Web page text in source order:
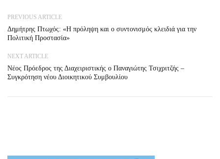
PREVIOUS ARTICLE
Δημήτρης Πτωχός: «Η πρόληψη και ο συντονισμός κλειδιά για την
Πολιτική Προστασία»
NEXT ARTICLE
Νέος Πρόεδρος της Διαχειριστικής ο Παναγιώτης Τσιχριτζής –
Συγκρότηση νέου Διοικητικού Συμβουλίου